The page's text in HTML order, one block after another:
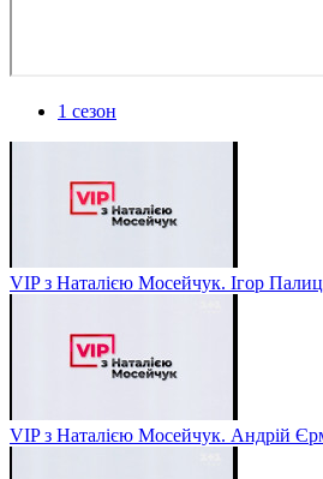
1 сезон
VIP з Наталією Мосейчук. Ігор
VIP з Наталією Мосейчук. Андрій